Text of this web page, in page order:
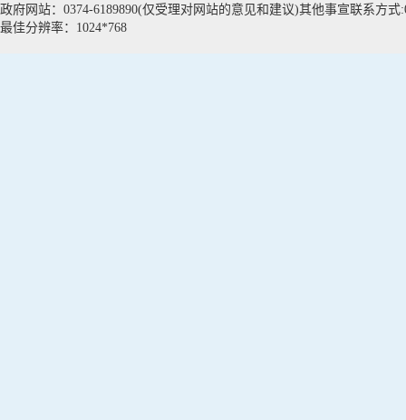
政府网站：0374-6189890(仅受理对网站的意见和建议)其他事宣联系方式
最佳分辨率：1024*768